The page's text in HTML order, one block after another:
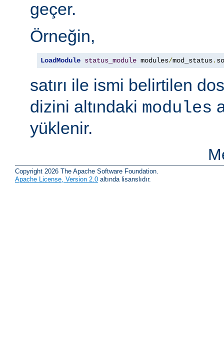
geçer.
Örneğin,
LoadModule status_module modules/mod_status. so
satırı ile ismi belirtilen
dizini altındaki modules
yüklenir.
Copyright 2026 The Apache Software Foundation.
Apache License, Version 2.0 altında lisanslıdır.